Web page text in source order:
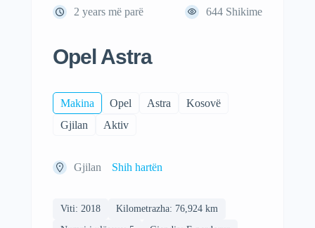
2 years më parë 644 Shikime
Opel Astra
Makina Opel Astra
Kosovë
Gjilan
Aktiv
Gjilan Shih hartën
Viti: 2018
Kilometrazha: 76,924 km